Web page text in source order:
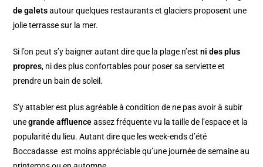
de galetsautour quelques restaurants et glaciers proposent une
jolie terrasse sur la mer.
Si l’on peut s’y baigner autant dire que la plage n’estni des plus
propres, ni des plus confortables pour poser sa serviette et
prendre un bain de soleil.
S’y attabler est plus agréable à condition de ne pas avoir à subir
unegrande affluenceassez fréquente vu la taille de l’espace et la
popularité du lieu. Autant dire que les week-ends d’été
Boccadasse est moins appréciable qu’une journée de semaine au